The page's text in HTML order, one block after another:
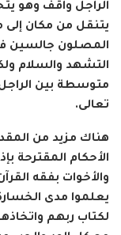
الراجل واقف وهو
يتنقل من مكان إلى
المصلون جالسين
التشهد والسلام
متوسطة بين الراجل
تعالى.
هناك مزيد من
الأحكام المقترحة
والأخوات بفقه
يعلموا مدى
لكتاب ربهم